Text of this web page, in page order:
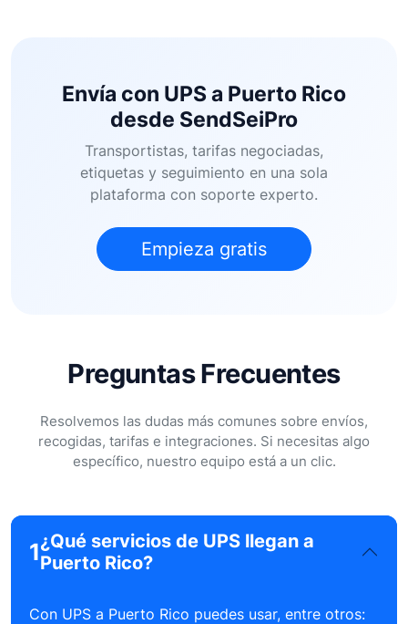
Envía con UPS a Puerto Rico
desde SendSeiPro
Transportistas, tarifas negociadas,
etiquetas y seguimiento en una sola
plataforma con soporte experto.
Empieza gratis
Preguntas Frecuentes
Resolvemos las dudas más comunes sobre envíos,
recogidas, tarifas e integraciones. Si necesitas algo
específico, nuestro equipo está a un clic.
1¿Qué servicios de UPS llegan a
Puerto Rico?
Con UPS a Puerto Rico puedes usar, entre otros: